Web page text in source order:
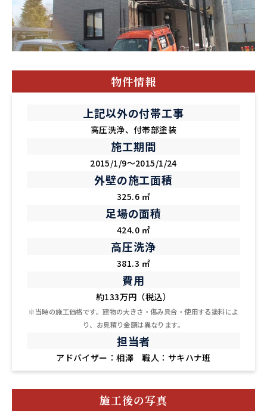
物件情報
上記以外の付帯工事
高圧洗浄、付帯部塗装
施工期間
2015/1/9～2015/1/24
外壁の施工面積
325.6 ㎡
足場の面積
424.0 ㎡
高圧洗浄
381.3 ㎡
費用
約133万円（税込）
※当時の施工価格です。建物の大きさ・傷み具合・使用する塗料によ
り、お見積り金額は異なります。
担当者
アドバイザー：相澤 職人：サキハナ班
施工後の写真